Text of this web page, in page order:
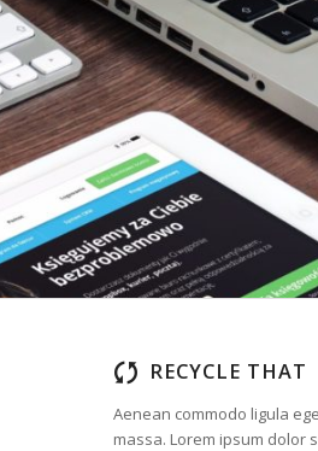
RECYCLE THAT
Aenean commodo ligula
massa. Lorem ipsum dolor